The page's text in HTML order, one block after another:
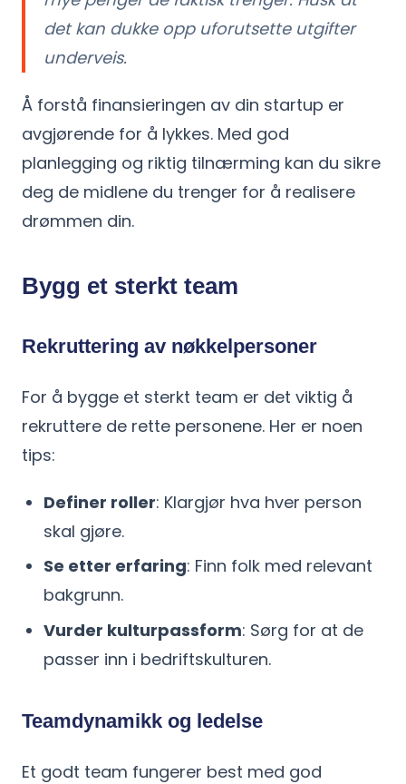
det kan dukke opp uforutsette utgifter
underveis.
Å forstå finansieringen av din startup er
avgjørende for å lykkes. Med god
planlegging og riktig tilnærming kan du sikre
deg de midlene du trenger for å realisere
drømmen din.
Bygg et sterkt team
Rekruttering av nøkkelpersoner
For å bygge et sterkt team er det viktig å
rekruttere de rette personene. Her er noen
tips:
Definer roller: Klargjør hva hver person
skal gjøre.
Se etter erfaring: Finn folk med relevant
bakgrunn.
Vurder kulturpassform: Sørg for at de
passer inn i bedriftskulturen.
Teamdynamikk og ledelse
Et godt team fungerer best med god